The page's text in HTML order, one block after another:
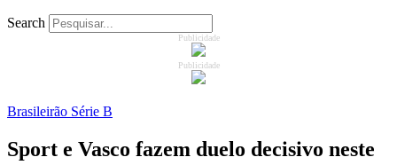
Search
Publicidade
Publicidade
Brasileirão Série B
Sport e Vasco fazem duelo decisivo neste